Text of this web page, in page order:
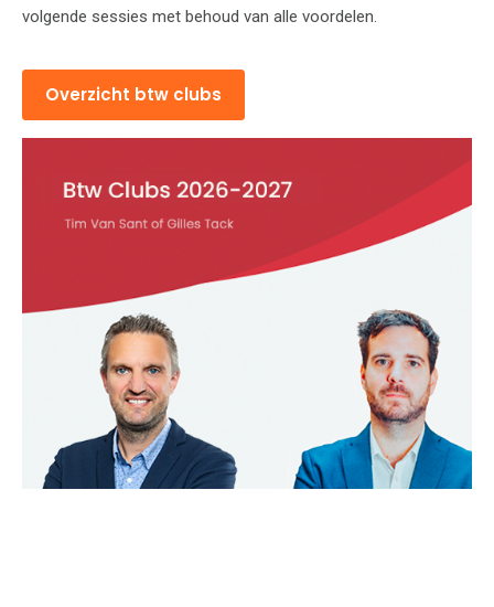
volgende sessies met behoud van alle voordelen.
Overzicht btw clubs